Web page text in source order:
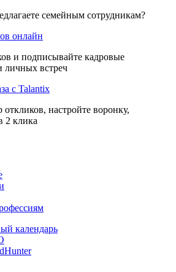
семейным сотрудникам?
онлайн
и подписывайте кадровые
личных встреч
с Talantix
настройте воронку,
2 клика
календарь